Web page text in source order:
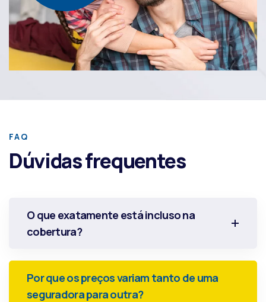
FAQ
Dúvidas frequentes
O que exatamente está incluso na
cobertura?
Por que os preços variam tanto de uma
seguradora para outra?